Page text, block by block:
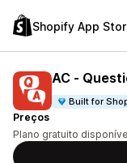
Shopify App
AC ‑
Built for
Preços
Plano gratuito